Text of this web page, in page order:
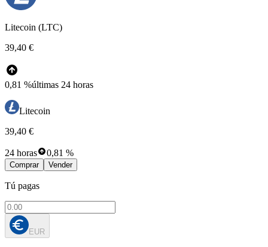
Litecoin (LTC)
39,40 €
0,81 %últimas 24 horas
Litecoin
39,40 €
24 horas 0,81 %
Comprar Vender
Tú pagas
EUR